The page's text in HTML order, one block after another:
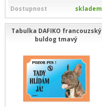
Dostupnost skladem
Tabulka DAFIKO francouzský
buldog tmavý